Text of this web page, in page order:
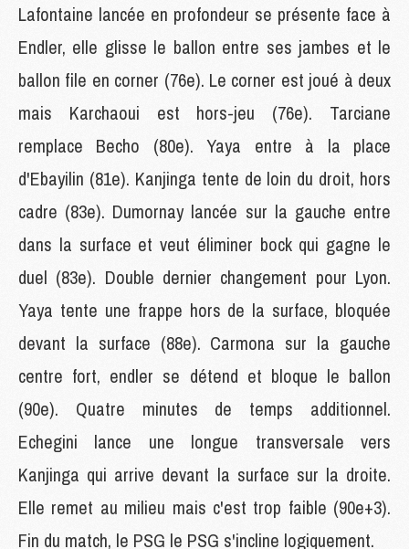
Lafontaine lancée en profondeur se présente face à
Endler, elle glisse le ballon entre ses jambes et le
ballon file en corner (76e). Le corner est joué à deux
mais Karchaoui est hors-jeu (76e). Tarciane
remplace Becho (80e). Yaya entre à la place
d'Ebayilin (81e). Kanjinga tente de loin du droit, hors
cadre (83e). Dumornay lancée sur la gauche entre
dans la surface et veut éliminer bock qui gagne le
duel (83e). Double dernier changement pour Lyon.
Yaya tente une frappe hors de la surface, bloquée
devant la surface (88e). Carmona sur la gauche
centre fort, endler se détend et bloque le ballon
(90e). Quatre minutes de temps additionnel.
Echegini lance une longue transversale vers
Kanjinga qui arrive devant la surface sur la droite.
Elle remet au milieu mais c'est trop faible (90e+3).
Fin du match, le PSG le PSG s'incline logiquement.